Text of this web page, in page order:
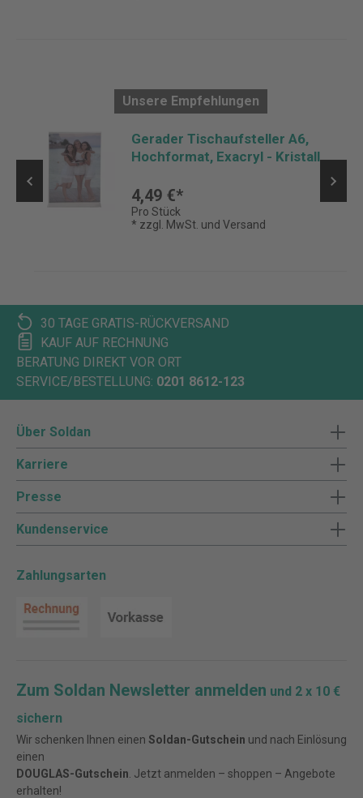
Unsere Empfehlungen
Gerader Tischaufsteller A6,
Hochformat, Exacryl - Kristall
4,49 €*
Pro Stück
* zzgl. MwSt. und Versand
30 TAGE GRATIS-RÜCKVERSAND
KAUF AUF RECHNUNG
BERATUNG DIREKT VOR ORT
SERVICE/BESTELLUNG: 0201 8612-123
Über Soldan
Karriere
Presse
Kundenservice
Zahlungsarten
Zum Soldan Newsletter anmelden und 2 x 10 €
sichern
Wir schenken Ihnen einen Soldan-Gutschein und nach Einlösung
einen
DOUGLAS-Gutschein . Jetzt anmelden – shoppen – Angebote
erhalten!